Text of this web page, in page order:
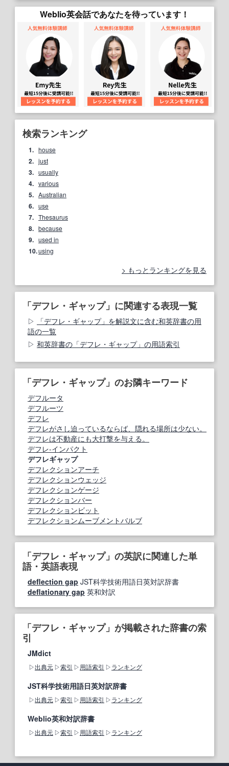
Weblio英会話であなたを待っています！
検索ランキング
1. house
2. just
3. usually
4. various
5. Australian
6. use
7. Thesaurus
8. because
9. used in
10.using
もっとランキングを見る
「デフレ・ギャップ」に関連する表現一覧
「デフレ・ギャップ」を解説文に含む和英辞書の用
語の一覧
和英辞書の「デフレ・ギャップ」の用語索引
「デフレ・ギャップ」のお隣キーワード
デフルータ
デフルーツ
デフレ
デフレがさし迫っているならば、隠れる場所は少ない。
デフレは不動産にも大打撃を与える。
デフレ‐インパクト
デフレギャップ
デフレクションアーチ
デフレクションウェッジ
デフレクションゲージ
デフレクションバー
デフレクションビット
デフレクションムーブメントバルブ
「デフレ・ギャップ」の英訳に関連した単
語・英語表現
deflection gap JST科学技術用語日英対訳辞書
deflationary gap 英和対訳
「デフレ・ギャップ」が掲載された辞書の索
引
JMdict
出典元 索引 用語索引 ランキング
JST科学技術用語日英対訳辞書
出典元 索引 用語索引 ランキング
Weblio英和対訳辞書
出典元 索引 用語索引 ランキング